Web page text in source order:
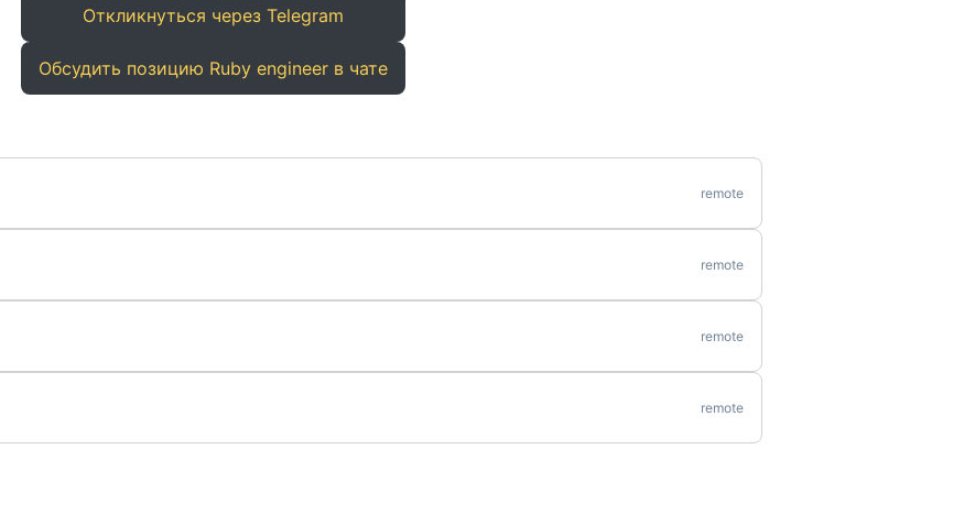
Откликнуться через Telegram
Обсудить позицию Ruby engineer в чате
remote
remote
remote
remote